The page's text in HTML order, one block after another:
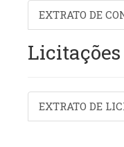
EXTRATO DE
Licitações
EXTRATO DE